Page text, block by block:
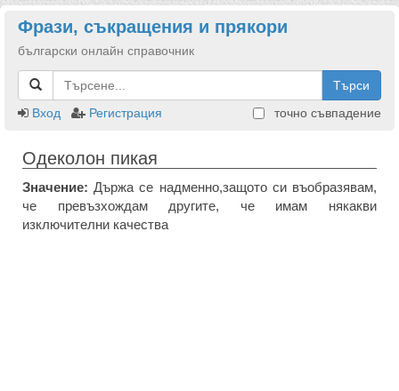
Фрази, съкращения и прякори
български онлайн справочник
Търси
Вход
Регистрация точно съвпадение
Одеколон пикая
Значение: Държа се надменно,защото си въобразявам,
че превъзхождам другите, че имам някакви
изключителни качества